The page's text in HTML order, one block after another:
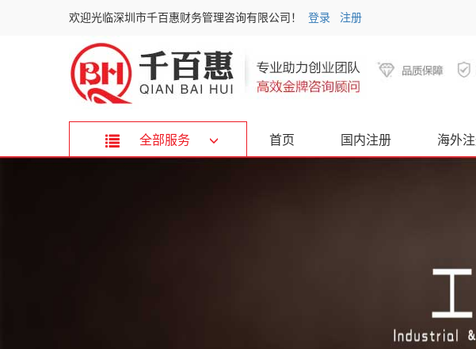
欢迎光临深圳市千百惠财务管理咨询有限公司！ 登录 注册
首页 国内注册 海外
全部服务